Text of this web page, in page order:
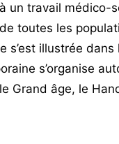
un travail médico-
toutes les
s’est illustrée
s’organise
Grand âge, le